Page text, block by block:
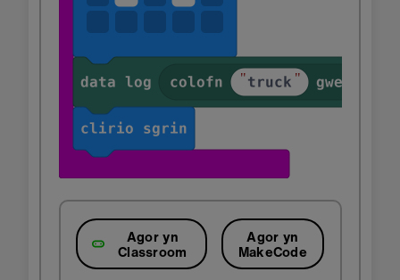
Agor yn
Classroom
Agor yn
MakeCode